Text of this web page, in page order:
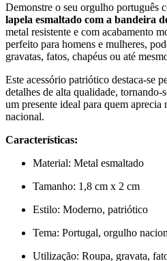
Demonstre o seu orgulho português
lapela esmaltado com a bandeira
metal resistente e com acabamento
perfeito para homens e mulheres,
gravatas, fatos, chapéus ou até
Este acessório patriótico destaca-se
detalhes de alta qualidade, tornando-
um presente ideal para quem aprecia
nacional.
Características:
Material: Metal esmaltado
Tamanho: 1,8 cm x 2 cm
Estilo: Moderno, patriótico
Tema: Portugal, orgulho
Utilização: Roupa, gravata,